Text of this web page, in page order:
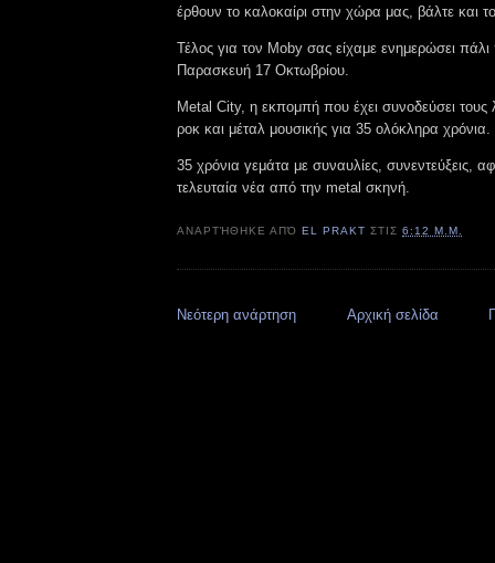
έρθουν το καλοκαίρι στην χώρα μας, βάλτε και
Τέλος για τον Moby σας είχαμε ενημερώσει πάλι
Παρασκευή 17 Οκτωβρίου.
Metal City, η εκπομπή που έχει συνοδεύσει τους
ροκ και μέταλ μουσικής για 35 ολόκληρα χρόνια.
35 χρόνια γεμάτα με συναυλίες, συνεντεύξεις,
τελευταία νέα από την metal σκηνή.
ΑΝΑΡΤΉΘΗΚΕ ΑΠΌEL PRAKT ΣΤΙΣ6:12 Μ.Μ.
Νεότερη ανάρτηση Αρχική σελίδα